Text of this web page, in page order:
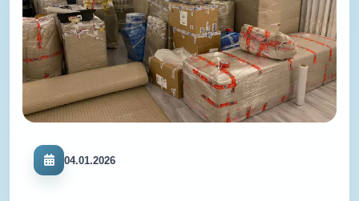
04.01.2026